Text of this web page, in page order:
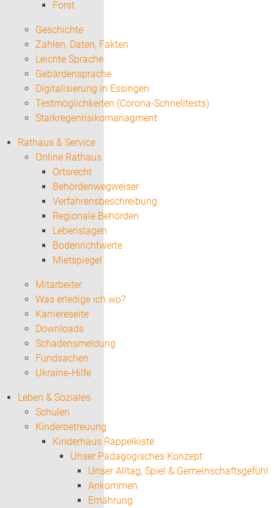
Forst
Geschichte
Zahlen, Daten, Fakten
Leichte Sprache
Gebärdensprache
Digitalisierung in Essingen
Testmöglichkeiten (Corona-Schnelltests)
Starkregenrisikomanagment
Rathaus & Service
Online Rathaus
Ortsrecht
Behördenwegweiser
Verfahrensbeschreibung
Regionale Behörden
Lebenslagen
Bodenrichtwerte
Mietspiegel
Mitarbeiter
Was erledige ich wo?
Karriereseite
Downloads
Schadensmeldung
Fundsachen
Ukraine-Hilfe
Leben & Soziales
Schulen
Kinderbetreuung
Kinderhaus Rappelkiste
Unser Pädagogisches Konzept
Unser Alltag, Spiel & Gemeinschaftsgefühl
Ankommen
Ernährung